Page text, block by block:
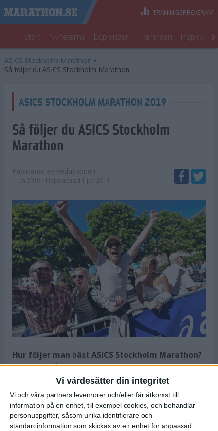
Vi värdesätter din integritet
Vi och våra partners levenrorer och/eller får åtkomst till
information på en enhet, till exempel cookies, och behandlar
personuppgifter, såsom unika identifierare och
standardinformation som skickas av en enhet for anpassad
Start Nyheterna Löpningen Träningen
TRÄNINGSPROGRAM
ASICS Stockholm Marathon »
Så följer du ASICS Stockholm Marathon
ASICS STOCKHOLM MARATHON 2019
Så följer du ASICS Stockholm
Marathon
Publicerad av Redaktionen
1 jun 2019 • Uppdaterad 1 jun 2019
Hur följer man bäst ASICS Stockholm Marathon?
Valen är många. TV4 kommer att i sin
direktsändning mellan 11.45 och 15.30 fokusera
på tätstriden. För den som vill följa utvalda
löpare finns flera olika sätt. Resultaten
uppdateras fortlöpande under loppet som
startar kl 12.00.